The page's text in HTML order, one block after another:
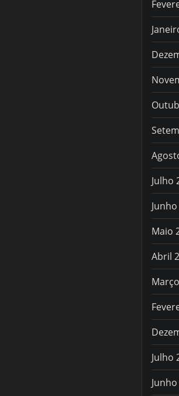
Julho
Maio
Abril
Julho